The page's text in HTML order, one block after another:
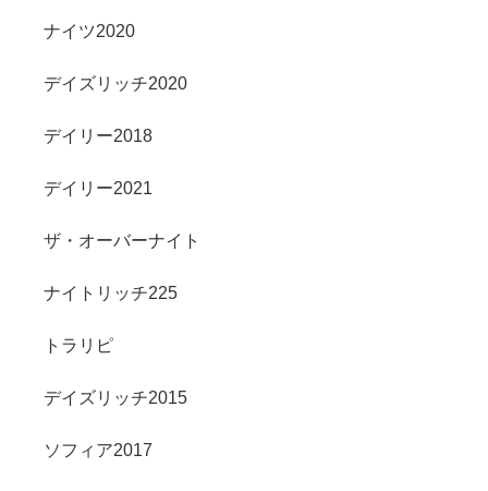
ナイツ2020
デイズリッチ2020
デイリー2018
デイリー2021
ザ・オーバーナイト
ナイトリッチ225
トラリピ
デイズリッチ2015
ソフィア2017